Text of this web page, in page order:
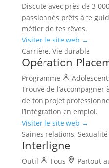
Discute avec près de 3
passionnés prêts à te
métier de tes rêves.
Visiter le site web →
Carrière, Vie durable
Opération
Programme
Trouve de
de ton projet
l’intégration en emploi.
Visiter le site web →
Saines relations, Sexualité
Interligne
Outil Tous
Partout